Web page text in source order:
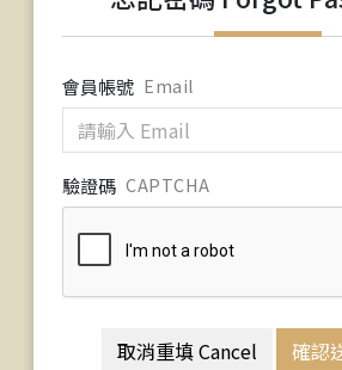
會員帳號 Email
驗證碼 CAPTCHA
取消重填 Cancel 確認